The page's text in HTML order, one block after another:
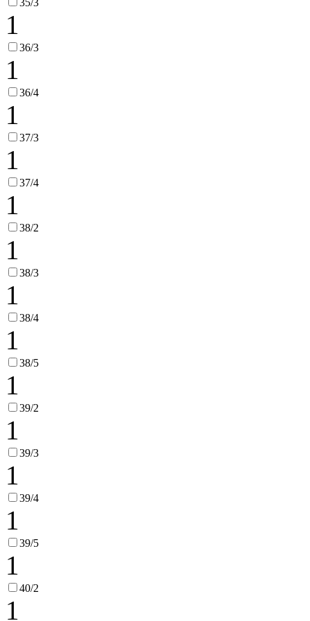
35/3
1
36/3
1
36/4
1
37/3
1
37/4
1
38/2
1
38/3
1
38/4
1
38/5
1
39/2
1
39/3
1
39/4
1
39/5
1
40/2
1